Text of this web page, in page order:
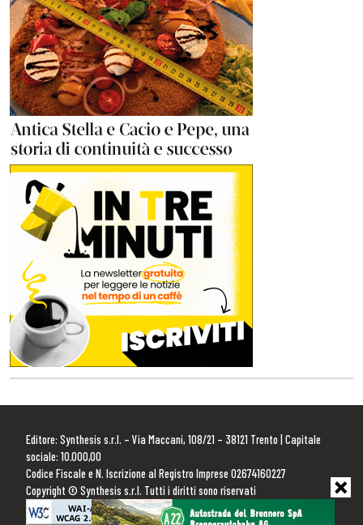
Editore: Synthesis s.r.l. – Via Maccani, 108/21 – 38121 Trento | Capitale
sociale: 10.000,00
Codice Fiscale e N. Iscrizione al Registro Imprese 02674160227
Copyright © Synthesis s.r.l. Tutti i diritti sono riservati